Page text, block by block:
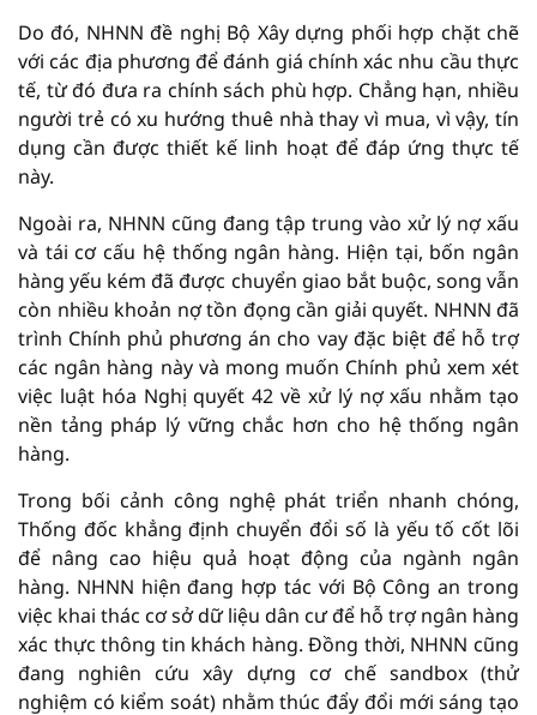
Do đó, NHNN đề nghị Bộ Xây dựng phối hợp chặt chẽ
với các địa phương để đánh giá chính xác nhu cầu thực
tế, từ đó đưa ra chính sách phù hợp. Chẳng hạn, nhiều
người trẻ có xu hướng thuê nhà thay vì mua, vì vậy, tín
dụng cần được thiết kế linh hoạt để đáp ứng thực tế
này.
Ngoài ra, NHNN cũng đang tập trung vào xử lý nợ xấu
và tái cơ cấu hệ thống ngân hàng. Hiện tại, bốn ngân
hàng yếu kém đã được chuyển giao bắt buộc, song vẫn
còn nhiều khoản nợ tồn đọng cần giải quyết. NHNN đã
trình Chính phủ phương án cho vay đặc biệt để hỗ trợ
các ngân hàng này và mong muốn Chính phủ xem xét
việc luật hóa Nghị quyết 42 về xử lý nợ xấu nhằm tạo
nền tảng pháp lý vững chắc hơn cho hệ thống ngân
hàng.
Trong bối cảnh công nghệ phát triển nhanh chóng,
Thống đốc khẳng định chuyển đổi số là yếu tố cốt lõi
để nâng cao hiệu quả hoạt động của ngành ngân
hàng. NHNN hiện đang hợp tác với Bộ Công an trong
việc khai thác cơ sở dữ liệu dân cư để hỗ trợ ngân hàng
xác thực thông tin khách hàng. Đồng thời, NHNN cũng
đang nghiên cứu xây dựng cơ chế sandbox (thử
nghiệm có kiểm soát) nhằm thúc đẩy đổi mới sáng tạo